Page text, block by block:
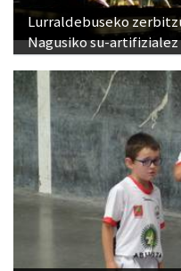
Lurraldebuseko
Nagusiko su-